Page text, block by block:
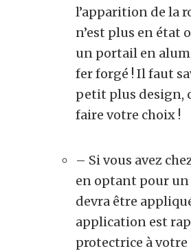
l’apparition de la
n’est plus en état
un portail en
fer forgé ! Il faut
petit plus design,
faire votre choix !
– Si vous avez
en optant pour un
devra être
application est
protectrice à votre